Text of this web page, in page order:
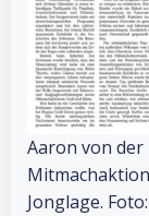
Aaron von
Jonglage.